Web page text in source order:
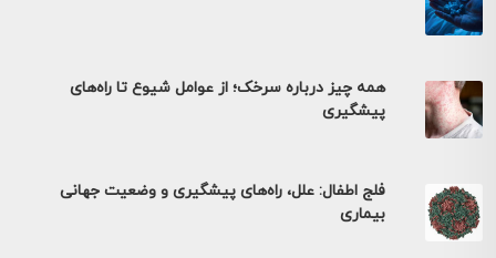
همه چیز درباره سرخک؛ از عوامل شیوع تا راه‌های
پیشگیری
فلج اطفال: علل، راه‌های پیشگیری و وضعیت جهانی
بیماری